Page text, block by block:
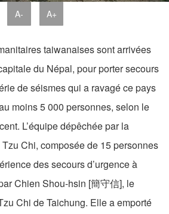
A- A+
taiwanaises sont arrivées
du Népal, pour porter secours
de séismes qui a ravagé ce pays
moins 5 000 personnes, selon le
L’équipe dépêchée par la
Chi, composée de 15 personnes
des secours d’urgence à
Chien Shou-hsin [簡守信], le
Chi de Taichung. Elle a emporté